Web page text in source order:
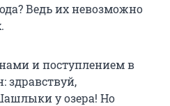
Ведь их невозможно
и поступлением в
здравствуй,
у озера! Но